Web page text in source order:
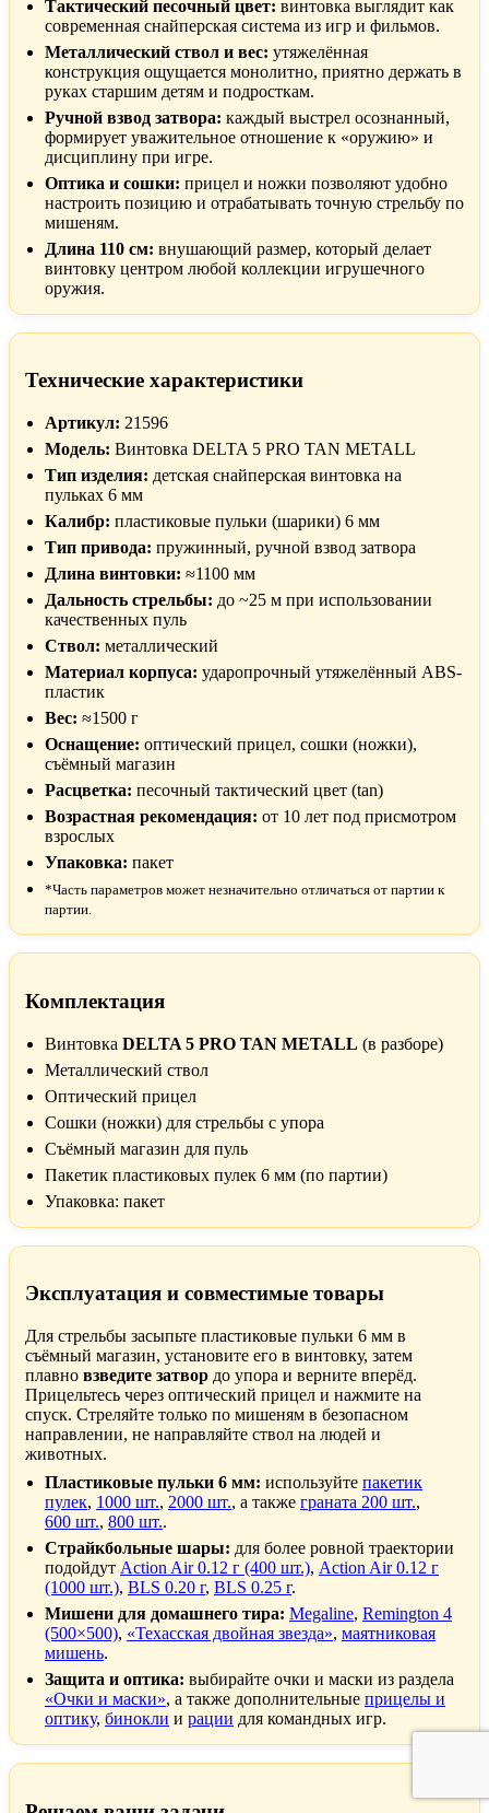
Тактический песочный цвет: винтовка выглядит как
современная снайперская система из игр и фильмов.
Металлический ствол и вес: утяжелённая
конструкция ощущается монолитно, приятно держать в
руках старшим детям и подросткам.
Ручной взвод затвора: каждый выстрел осознанный,
формирует уважительное отношение к «оружию» и
дисциплину при игре.
Оптика и сошки: прицел и ножки позволяют удобно
настроить позицию и отрабатывать точную стрельбу по
мишеням.
Длина 110 см: внушающий размер, который делает
винтовку центром любой коллекции игрушечного
оружия.
Технические характеристики
Артикул: 21596
Модель: Винтовка DELTA 5 PRO TAN METALL
Тип изделия: детская снайперская винтовка на
пульках 6 мм
Калибр: пластиковые пульки (шарики) 6 мм
Тип привода: пружинный, ручной взвод затвора
Длина винтовки: ≈1100 мм
Дальность стрельбы: до ~25 м при использовании
качественных пуль
Ствол: металлический
Материал корпуса: ударопрочный утяжелённый ABS-
пластик
Вес: ≈1500 г
Оснащение: оптический прицел, сошки (ножки),
съёмный магазин
Расцветка: песочный тактический цвет (tan)
Возрастная рекомендация: от 10 лет под присмотром
взрослых
Упаковка: пакет
*Часть параметров может незначительно отличаться от партии к
партии.
Комплектация
Винтовка DELTA 5 PRO TAN METALL (в разборе)
Металлический ствол
Оптический прицел
Сошки (ножки) для стрельбы с упора
Съёмный магазин для пуль
Пакетик пластиковых пулек 6 мм (по партии)
Упаковка: пакет
Эксплуатация и совместимые товары
Для стрельбы засыпьте пластиковые пульки 6 мм в
съёмный магазин, установите его в винтовку, затем
плавно взведите затвор до упора и верните вперёд.
Прицельтесь через оптический прицел и нажмите на
спуск. Стреляйте только по мишеням в безопасном
направлении, не направляйте ствол на людей и
животных.
Пластиковые пульки 6 мм: используйте пакетик
пулек, 1000 шт., 2000 шт., а также граната 200 шт.,
600 шт., 800 шт..
Страйкбольные шары: для более ровной траектории
подойдут Action Air 0.12 г (400 шт.), Action Air 0.12 г
(1000 шт.), BLS 0.20 г, BLS 0.25 г.
Мишени для домашнего тира: Megaline, Remington 4
(500×500), «Техасская двойная звезда», маятниковая
мишень.
Защита и оптика: выбирайте очки и маски из раздела
«Очки и маски», а также дополнительные прицелы и
оптику, бинокли и рации для командных игр.